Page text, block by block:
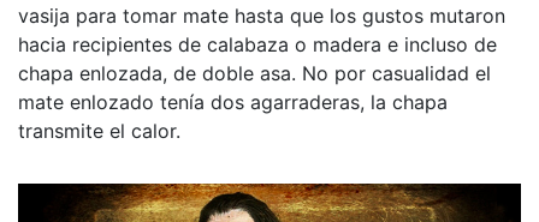
vasija para tomar mate hasta que los gustos mutaron
hacia recipientes de calabaza o madera e incluso de
chapa enlozada, de doble asa. No por casualidad el
mate enlozado tenía dos agarraderas, la chapa
transmite el calor.